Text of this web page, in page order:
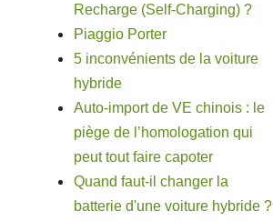
Recharge (Self-Charging) ?
Piaggio Porter
5 inconvénients de la voiture
hybride
Auto-import de VE chinois : le
piège de l’homologation qui
peut tout faire capoter
Quand faut-il changer la
batterie d'une voiture hybride ?